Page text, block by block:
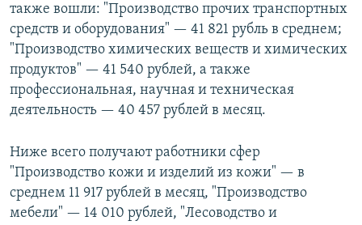
также вошли: "Производство прочих транспортных
средств и оборудования" — 41 821 рубль в среднем;
"Производство химических веществ и химических
продуктов" — 41 540 рублей, а также
профессиональная, научная и техническая
деятельность — 40 457 рублей в месяц.
Ниже всего получают работники сфер
"Производство кожи и изделий из кожи" — в
среднем 11 917 рублей в месяц, "Производство
мебели" — 14 010 рублей, "Лесоводство и